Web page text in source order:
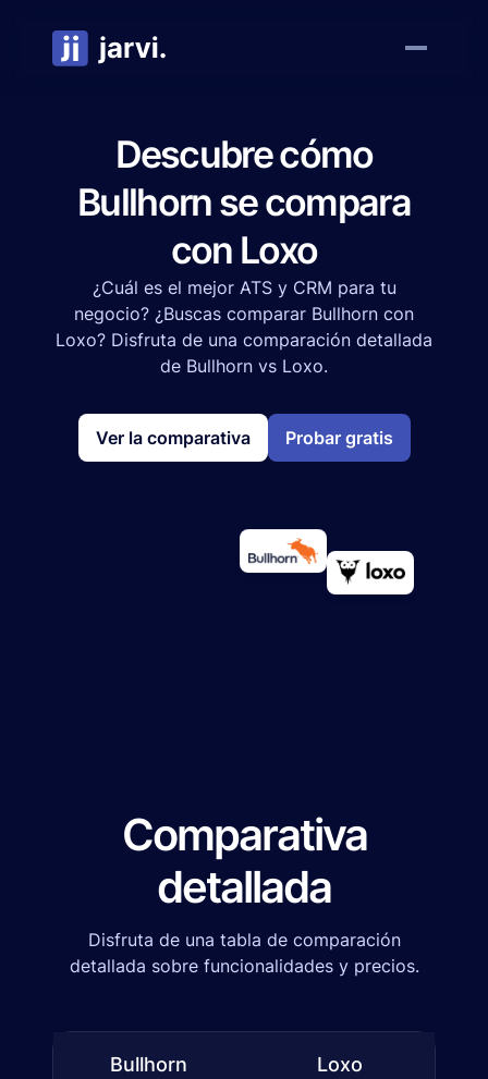
Descubre cómo
Bullhorn se compara
con Loxo
¿Cuál es el mejor ATS y CRM para tu
negocio? ¿Buscas comparar Bullhorn con
Loxo? Disfruta de una comparación detallada
de Bullhorn vs Loxo.
Ver la comparativa Probar gratis
Comparativa
detallada
Disfruta de una tabla de comparación
detallada sobre funcionalidades y precios.
Bullhorn Loxo